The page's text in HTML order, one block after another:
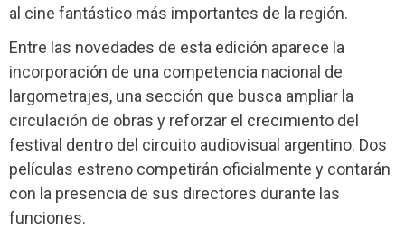
al cine fantástico más importantes de la región.
Entre las novedades de esta edición aparece la
incorporación de una competencia nacional de
largometrajes, una sección que busca ampliar la
circulación de obras y reforzar el crecimiento del
festival dentro del circuito audiovisual argentino. Dos
películas estreno competirán oficialmente y contarán
con la presencia de sus directores durante las
funciones.